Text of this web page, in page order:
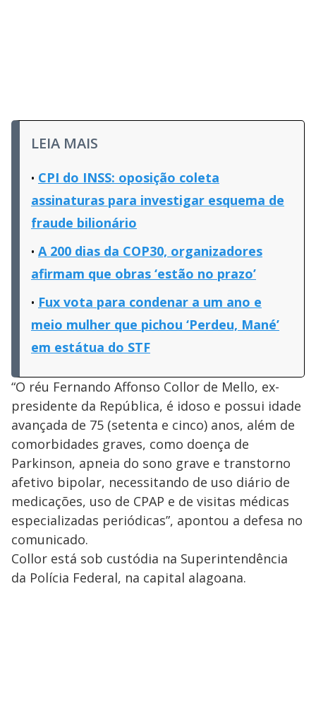
LEIA MAIS
CPI do INSS: oposição coleta
assinaturas para investigar esquema de
fraude bilionário
A 200 dias da COP30, organizadores
afirmam que obras ‘estão no prazo’
Fux vota para condenar a um ano e
meio mulher que pichou ‘Perdeu, Mané’
em estátua do STF
“O réu Fernando Affonso Collor de Mello, ex-
presidente da República, é idoso e possui idade
avançada de 75 (setenta e cinco) anos, além de
comorbidades graves, como doença de
Parkinson, apneia do sono grave e transtorno
afetivo bipolar, necessitando de uso diário de
medicações, uso de CPAP e de visitas médicas
especializadas periódicas”, apontou a defesa no
comunicado.
Collor está sob custódia na Superintendência
da Polícia Federal, na capital alagoana.